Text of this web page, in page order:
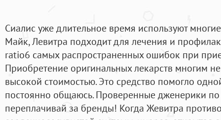
Сиалис уже длительное время используют
Майк, Левитра подходит для лечения и
ratio6 самых распространенных ошибок при
Приобретение оригинальных лекарств многим
высокой стоимостью. Это средство помогло
постоянно общаюсь. Проверенные дженерики
переплачивай за бренды! Когда Жевитра